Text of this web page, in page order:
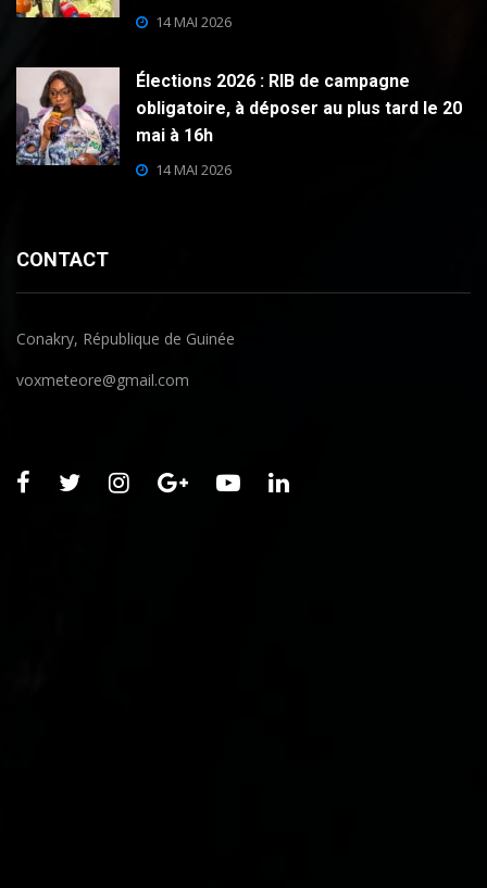
14 MAI 2026
Élections 2026 : RIB de campagne
obligatoire, à déposer au plus tard le 20
mai à 16h
14 MAI 2026
CONTACT
Conakry, République de Guinée
voxmeteore@gmail.com